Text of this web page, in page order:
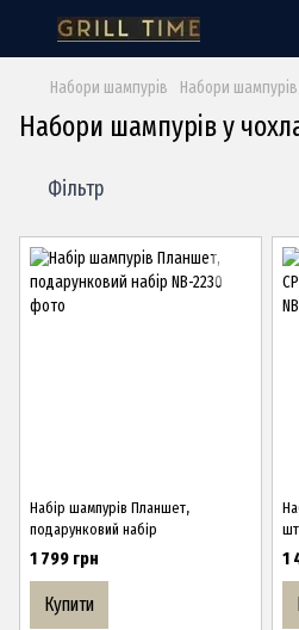
Набори шампурів Набори
Набори шампурів у
Фільтр
Набір шампурів Планшет,
подарунковий набір
1 799 грн
Купити
1